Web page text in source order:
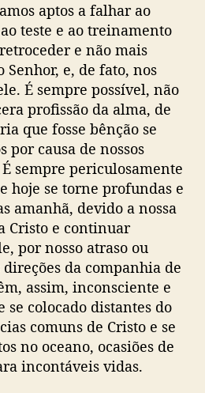
aptos a falhar ao
teste e ao treinamento
e não mais
e, de fato, nos
É sempre possível, não
profissão da alma, de
que fosse bênção se
causa de nossos
sempre periculosamente
hoje se torne profundas e
amanhã, devido a nossa
Cristo e continuar
por nosso atraso ou
da companhia de
assim, inconsciente e
colocado distantes do
comuns de Cristo e se
no oceano, ocasiões de
incontáveis vidas.